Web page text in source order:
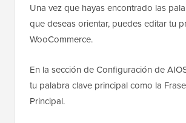
Una vez que hayas encontrado las
que deseas orientar, puedes editar tu
WooCommerce.
En la sección de Configuración de
tu palabra clave principal como la
Principal.